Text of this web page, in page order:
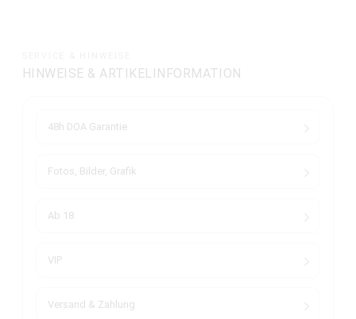
HINWEISE & ARTIKELINFORMATION
48h DOA Garantie
Fotos, Bilder, Grafik
Ab 18
VIP
Versand & Zahlung